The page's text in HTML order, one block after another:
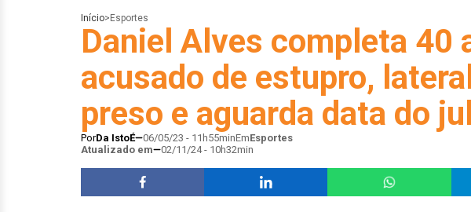
Início> Esportes
Daniel Alves completa 40
acusado de estupro,
preso e aguarda data do
PorDa IstoÉ 06/05/23 - 11h55minEmEsportes
Atualizado em
02/11/24 - 10h32min